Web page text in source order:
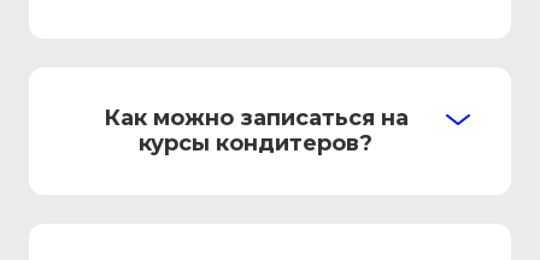
Как можно записаться на
курсы кондитеров?